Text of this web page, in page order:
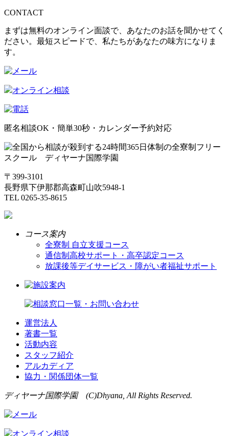
CONTACT
まずは無料のオンライン面談で、あなたのお話を聞かせてく
ださい。最短スピードで、私たちがあなたの味方になりま
す。
オンライン相談
匿名相談OK・簡単30秒・カレンダー予約対応
〒399-3101
長野県下伊那郡高森町山吹5948-1
TEL 0265-35-8615
コース案内
全寮制 自立支援コース
通信制高校サポート・高卒認定コース
放課後等デイサービス・障がい者福祉サポート
運営法人
著書一覧
活動内容
スタッフ紹介
アルカディア
協力・関係団体一覧
ディヤーナ国際学園 (C)Dhyana, All Rights Reserved.
オンライン相談